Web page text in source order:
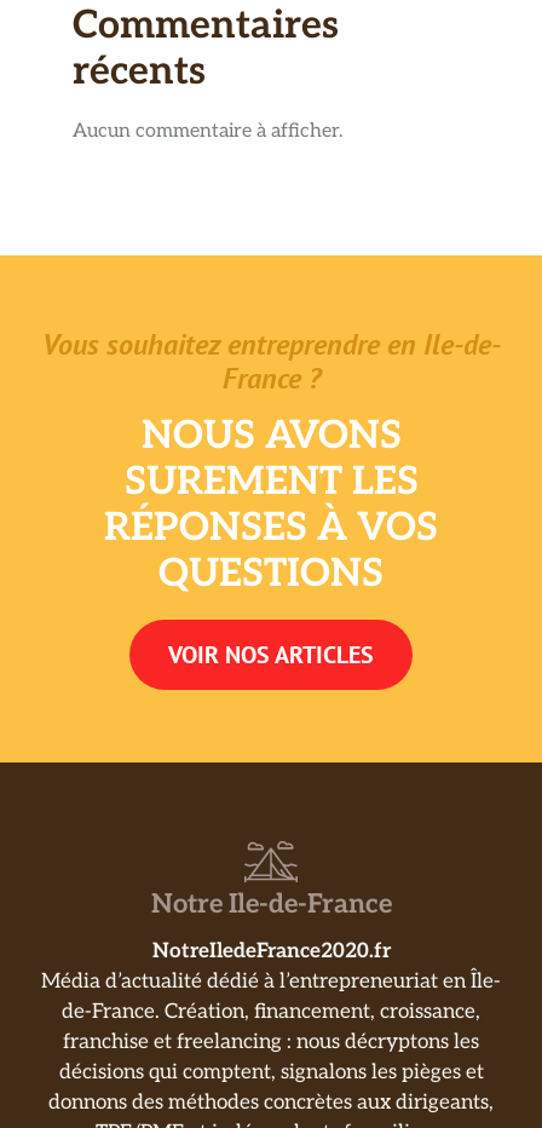
Commentaires
récents
Aucun commentaire à afficher.
Vous souhaitez entreprendre en Ile-de-
France ?
NOUS AVONS
SUREMENT LES
RÉPONSES À VOS
QUESTIONS
VOIR NOS ARTICLES
Notre Ile-de-France
NotreIledeFrance2020.fr
Média d’actualité dédié à l’entrepreneuriat en Île-
de-France. Création, financement, croissance,
franchise et freelancing : nous décryptons les
décisions qui comptent, signalons les pièges et
donnons des méthodes concrètes aux dirigeants,